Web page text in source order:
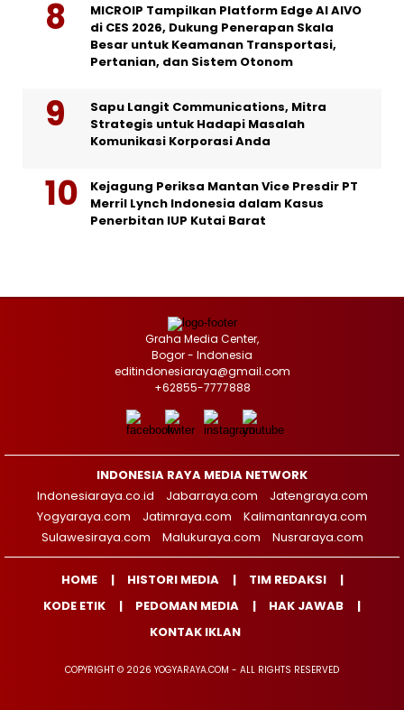
MICROIP Tampilkan Platform Edge AI AIVO
di CES 2026, Dukung Penerapan Skala
Besar untuk Keamanan Transportasi,
Pertanian, dan Sistem Otonom
Sapu Langit Communications, Mitra
Strategis untuk Hadapi Masalah
Komunikasi Korporasi Anda
Kejagung Periksa Mantan Vice Presdir PT
Merril Lynch Indonesia dalam Kasus
Penerbitan IUP Kutai Barat
Graha Media Center,
Bogor - Indonesia
editindonesiaraya@gmail.com
+62855-7777888
INDONESIA RAYA MEDIA NETWORK
Indonesiaraya.co.id
Jabarraya.com
Jatengraya.com
Yogyaraya.com
Jatimraya.com
Kalimantanraya.com
Sulawesiraya.com
Malukuraya.com Nusraraya.com
HOME HISTORI MEDIA
TIM REDAKSI
KODE ETIK
PEDOMAN MEDIA
HAK JAWAB
KONTAK IKLAN
COPYRIGHT © 2026 YOGYARAYA.COM - ALL RIGHTS RESERVED